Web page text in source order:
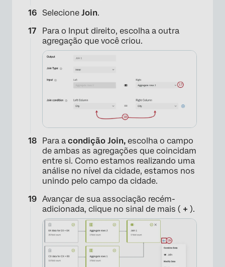
×
Selecione Join.
Para o Input direito, escolha a outra
agregação que você criou.
Para a condição Join, escolha o campo
de ambas as agregações que coincidam
entre si. Como estamos realizando uma
análise no nível da cidade, estamos nos
unindo pelo campo da cidade.
Avançar de sua associação recém-
adicionada, clique no sinal de mais ( + ).